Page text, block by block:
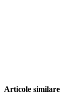
Articole similare